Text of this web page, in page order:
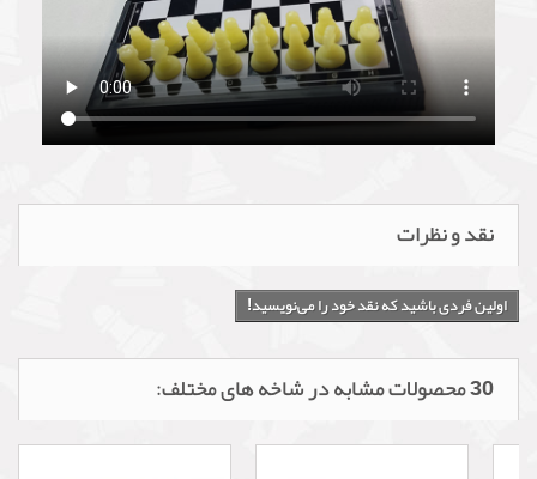
نقد و نظرات
اولین فردی باشید که نقد خود را می‌نویسید!
30 محصولات مشابه در شاخه های مختلف: